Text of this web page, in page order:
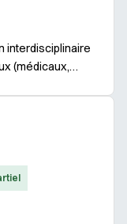
interdisciplinaire
(médicaux,